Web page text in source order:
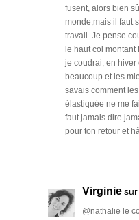
fusent, alors bien
monde,mais il faut
travail. Je pense
le haut col montant
je coudrai, en hiver
beaucoup et les
savais comment
élastiquée ne me
faut jamais dire
pour ton retour et
Virginie
@nathalie le